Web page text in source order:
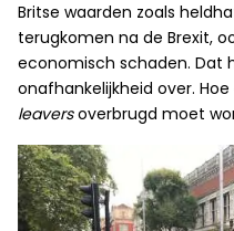
Britse waarden zoals
terugkomen na de Brexit,
economisch schaden. Dat
onafhankelijkheid over.
leaversoverbrugd moet